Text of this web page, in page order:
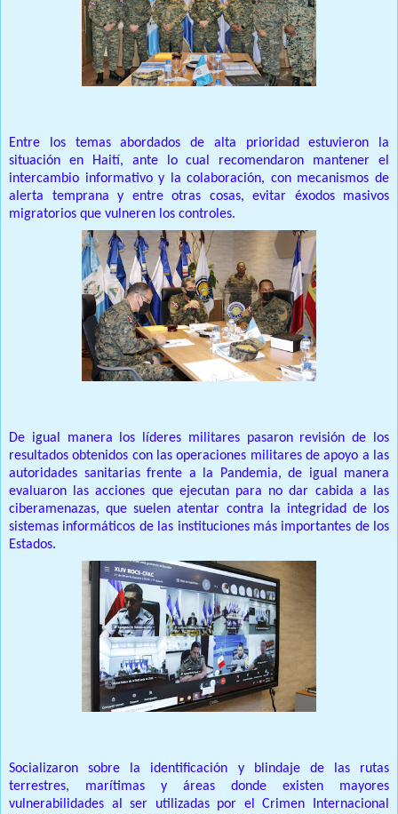
Entre los temas abordados de alta prioridad estuvieron la
situación en Haití, ante lo cual recomendaron mantener el
intercambio informativo y la colaboración, con mecanismos de
alerta temprana y entre otras cosas, evitar éxodos masivos
migratorios que vulneren los controles.
De igual manera los líderes militares pasaron revisión de los
resultados obtenidos con las operaciones militares de apoyo a las
autoridades sanitarias frente a la Pandemia, de igual manera
evaluaron las acciones que ejecutan para no dar cabida a las
ciberamenazas, que suelen atentar contra la integridad de los
sistemas informáticos de las instituciones más importantes de los
Estados.
Socializaron sobre la identificación y blindaje de las rutas
terrestres, marítimas y áreas donde existen mayores
vulnerabilidades al ser utilizadas por el Crimen Internacional